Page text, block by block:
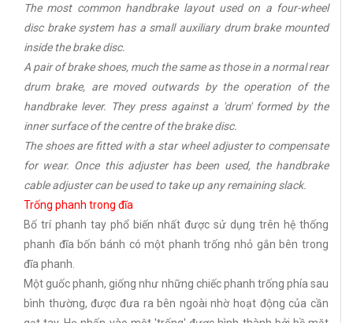
The most common handbrake layout used on a four-wheel
disc brake system has a small auxiliary drum brake mounted
inside the brake disc.
A pair of brake shoes, much the same as those in a normal rear
drum brake, are moved outwards by the operation of the
handbrake lever. They press against a 'drum' formed by the
inner surface of the centre of the brake disc.
The shoes are fitted with a star wheel adjuster to compensate
for wear. Once this adjuster has been used, the handbrake
cable adjuster can be used to take up any remaining slack.
Trống phanh trong đĩa
Bố trí phanh tay phổ biến nhất được sử dụng trên hệ thống
phanh đĩa bốn bánh có một phanh trống nhỏ gắn bên trong
đĩa phanh.
Một guốc phanh, giống như những chiếc phanh trống phía sau
bình thường, được đưa ra bên ngoài nhờ hoạt động của cần